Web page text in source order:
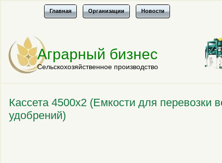
Главная Организации Новости
Аграрный бизнес
Сельскохозяйственное производство
Кассета 4500х2 (Емкости для перевозки
удобрений)